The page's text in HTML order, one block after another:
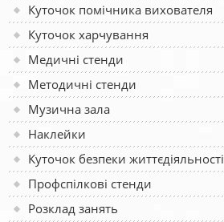
Куточок помічника вихователя
Куточок харчування
Медичні стенди
Методичні стенди
Музична зала
Наклейки
Куточок безпеки життєдіяльності
Профспілкові стенди
Розклад занять